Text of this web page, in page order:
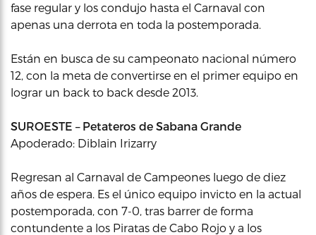
fase regular y los condujo hasta el Carnaval con
apenas una derrota en toda la postemporada.
Están en busca de su campeonato nacional número
12, con la meta de convertirse en el primer equipo en
lograr un back to back desde 2013.
SUROESTE – Petateros de Sabana Grande
Apoderado: Diblain Irizarry
Regresan al Carnaval de Campeones luego de diez
años de espera. Es el único equipo invicto en la actual
postemporada, con 7-0, tras barrer de forma
contundente a los Piratas de Cabo Rojo y a los